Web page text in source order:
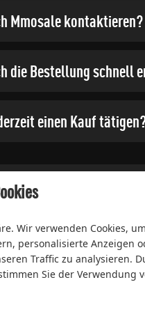
Mmosale kontaktieren?
die Bestellung schnell
einen Kauf
Wir verwenden Cookies,
personalisierte Anzeigen
Traffic zu analysieren.
Sie der Verwendung